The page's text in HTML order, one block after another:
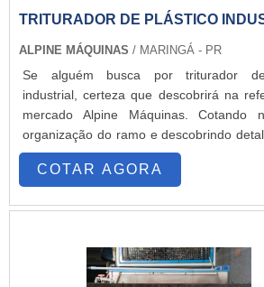
TRITURADOR DE PLÁSTICO
ALPINE MÁQUINAS / MARINGÁ - PR
Se alguém busca por triturador
industrial, certeza que descobrirá na
mercado Alpine Máquinas. Cotando
organização do ramo e descobrindo
a líder em qualidade, a aquisição é mais
importante lembrar que o produto
de cuidado ajuda a garantir a
com substituições frequentes de peças
Assim, é possível poupar
COTAR AGORA